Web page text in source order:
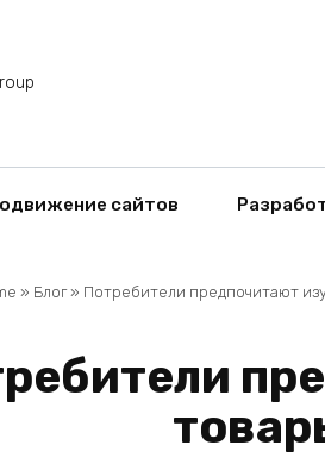
сайтов
» Блог» Потребители предпочитают